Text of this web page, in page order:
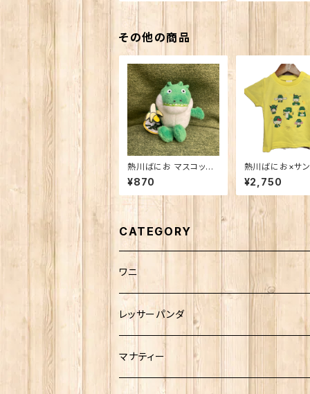
その他の商品
熱川ばにお マスコット
マグネット
¥870
熱川ばにお×サ
ャラクターズ コ
シャツ キッズサ
¥2,750
CATEGORY
ワニ
熱川ばにお
雨宮ひかるさんグッズ
レッサーパンダ
マナティー